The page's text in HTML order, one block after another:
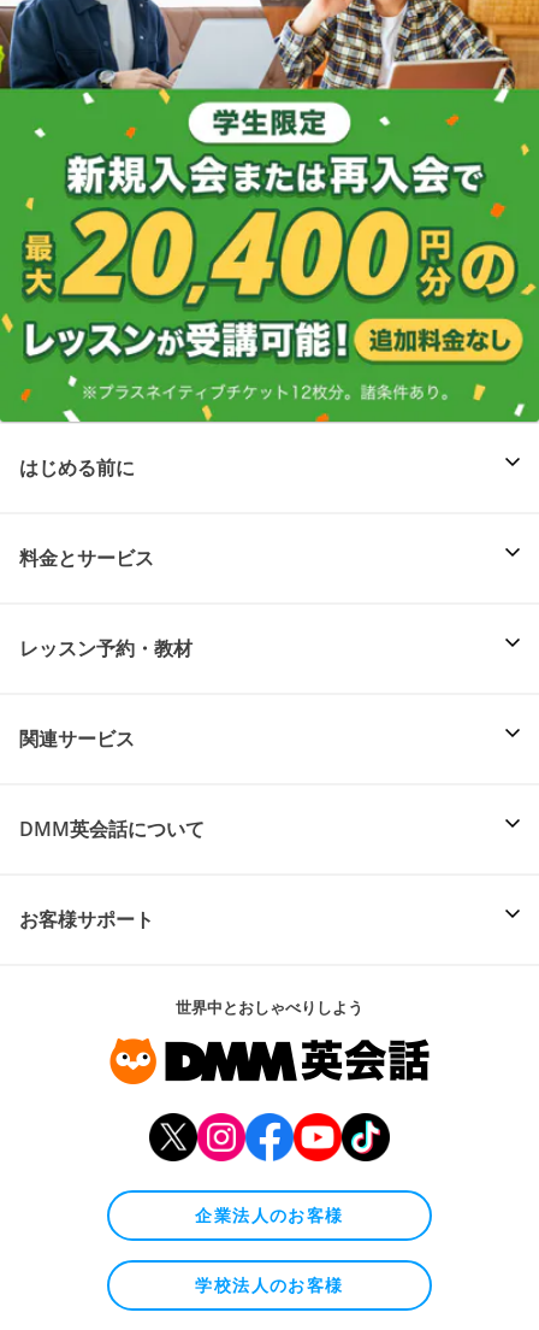
はじめる前に
料金とサービス
レッスン予約・教材
関連サービス
DMM英会話について
お客様サポート
世界中とおしゃべりしよう
企業法人のお客様
学校法人のお客様